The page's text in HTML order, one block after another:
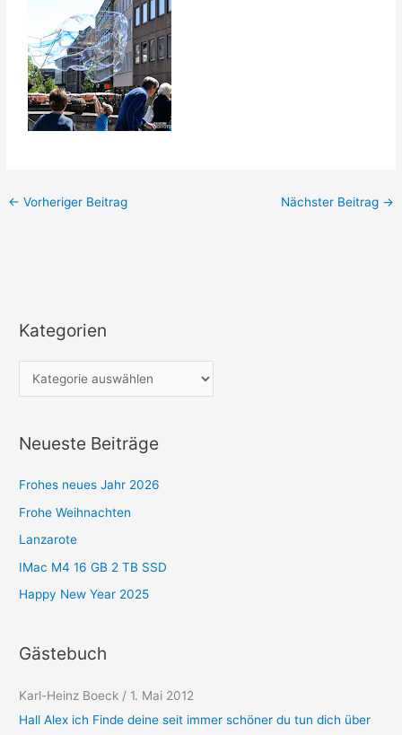
← Vorheriger Beitrag Nächster Beitrag →
Kategorien
K
e
o
n
Neueste Beiträge
Frohes neues Jahr 2026
Frohe Weihnachten
Lanzarote
IMac M4 16 GB 2 TB SSD
Happy New Year 2025
Gästebuch
Karl-Heinz Boeck / 1. Mai 2012
Hall Alex ich Finde deine seit immer schöner du tun dich über